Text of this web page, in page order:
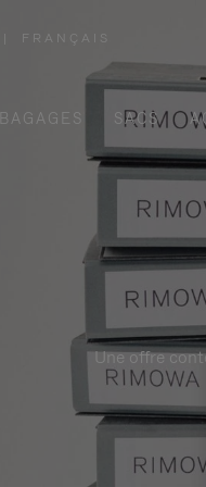
| FRANÇAIS
BAGAGES SACS
Une offre